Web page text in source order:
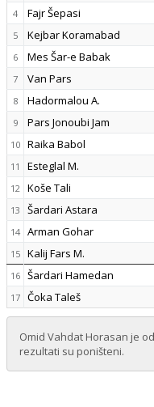
4 Fajr Šepasi
5 Kejbar Koramabad
6 Mes Šar-e Babak
7 Van Pars
8 Hadormalou A.
9 Pars Jonoubi Jam
10 Raika Babol
11 Esteglal M.
12 Koše Tali
13 Šardari Astara
14 Arman Gohar
15 Kalij Fars M.
16 Šardari Hamedan
17 Čoka Taleš
Omid Vahdat Horasan je
rezultati su poništeni.